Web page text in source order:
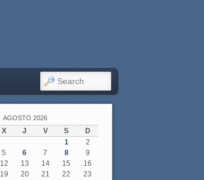
SEARCH
AGOSTO 2026
X J V S
D
1
2
5 6 7 8
9
12 13 14 15
16
19 20 21 22
23